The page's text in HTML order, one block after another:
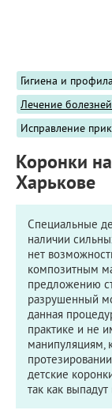
О ПРОЕКТЕ
ОБРАТНАЯ СВЯЗЬ
Гигиена и
Лечение
Исправление
Коронки
Харькове
Специальные
наличии
нет
композитным
предложению
разрушенный
данная
практике и не
манипуляциям,
детские
так как